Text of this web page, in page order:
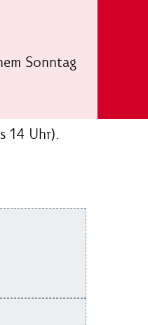
Sonntag
14 Uhr).